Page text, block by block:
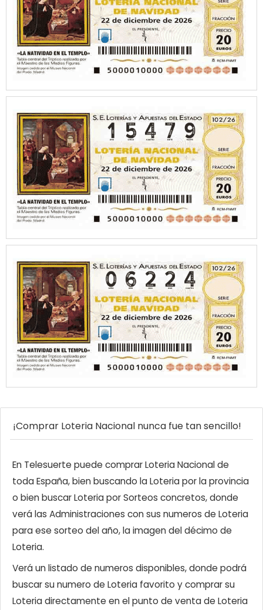
¡Comprar Loteria Nacional nunca fue tan sencillo!
En Telesuerte puede comprar Loteria Nacional de
toda España, bien buscando la Loteria por la provincia
o bien buscar Loteria por Sorteos concretos, donde
verá las Administraciones con sus numeros de Loteria
para ese sorteo del año, la imagen del décimo de
Loteria.
Verá un listado de numeros disponibles, donde podrá
buscar su numero de Loteria favorito y comprar su
Loteria directamente en el punto de venta de Loteria